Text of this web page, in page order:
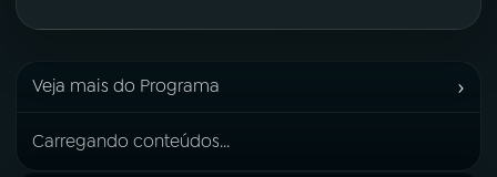
Veja mais do Programa ›
Carregando conteúdos...